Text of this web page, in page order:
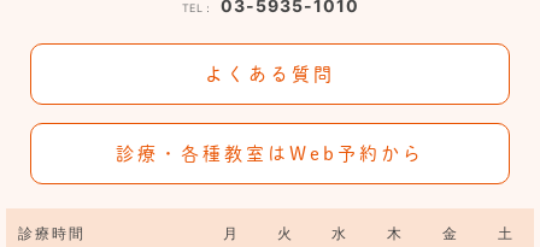
TEL： 03-5935-1010
よくある質問
診療・各種教室はWeb予約から
診療時間 月 火 水 木 金 土